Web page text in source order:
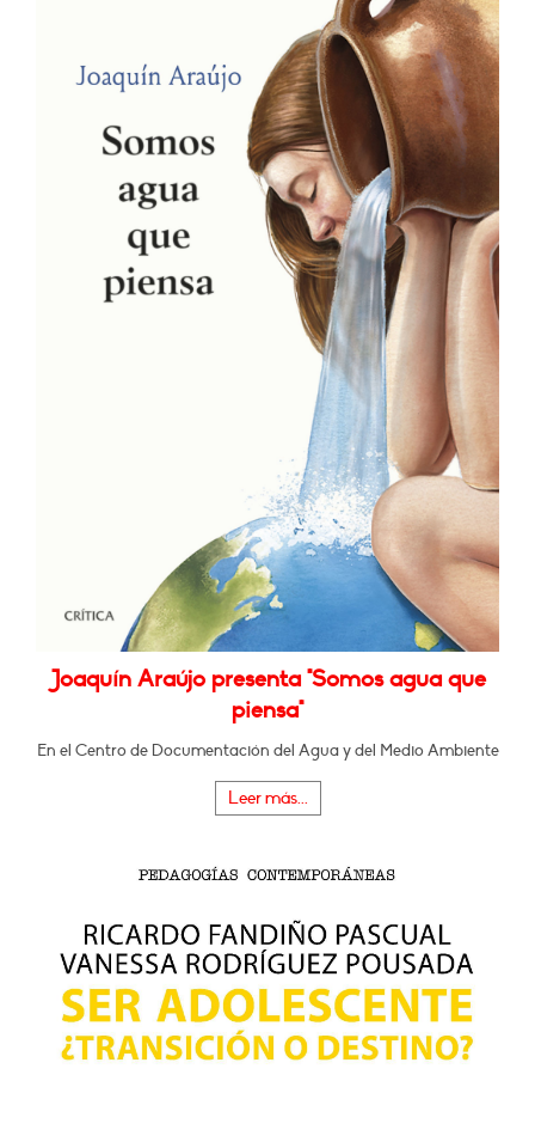
Joaquín Araújo presenta "Somos agua que
piensa"
En el Centro de Documentación del Agua y del Medio Ambiente
Leer más...